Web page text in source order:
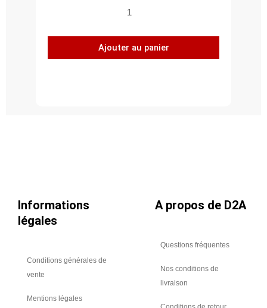
quantité
Piquage
plat
Ajouter au panier
Informations
légales
Conditions générales de
vente
Mentions légales
A propos de D2A
Questions fréquentes
Nos conditions de
livraison